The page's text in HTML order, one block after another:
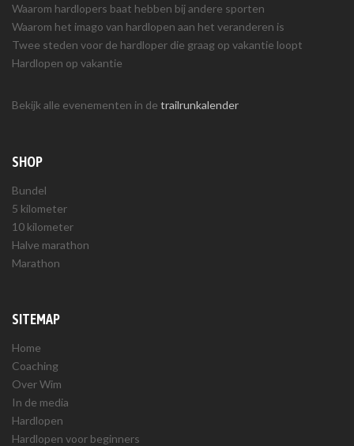
Waarom hardlopers baat hebben bij andere sporten
Waarom het imago van hardlopen aan het veranderen is
Twee steden voor de hardloper die graag op vakantie loopt
Hardlopen op vakantie
Bekijk alle evenementen in de trailrunkalender
SHOP
Bundel
5 kilometer
10 kilometer
Halve marathon
Marathon
SITEMAP
Home
Coaching
Over Wim
In de media
Hardlopen
Hardlopen voor beginners